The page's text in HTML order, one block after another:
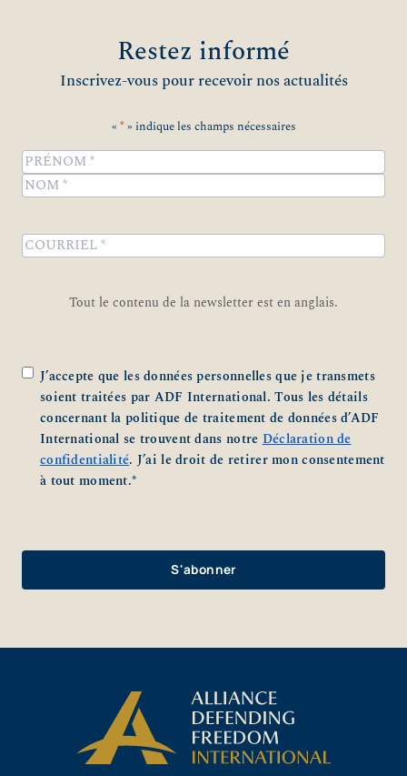
Restez informé
Inscrivez-vous pour recevoir nos actualités
« *» indique les champs nécessaires
Name*
Prénom
Tout le contenu de la newsletter est en anglais.
Zustimmung *
J’accepte que les données personnelles que je transmets
soient traitées par ADF International. Tous les détails
concernant la politique de traitement de données d’ADF
International se trouvent dans notreDéclaration de
confidentialité. J’ai le droit de retirer mon consentement
à tout moment.*